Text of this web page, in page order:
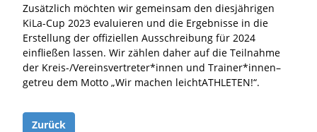
Zusätzlich möchten wir gemeinsam den diesjährigen
KiLa-Cup 2023 evaluieren und die Ergebnisse in die
Erstellung der offiziellen Ausschreibung für 2024
einfließen lassen. Wir zählen daher auf die Teilnahme
der Kreis-/Vereinsvertreter*innen und Trainer*innen–
getreu dem Motto „Wir machen leichtATHLETEN!“.
Zurück